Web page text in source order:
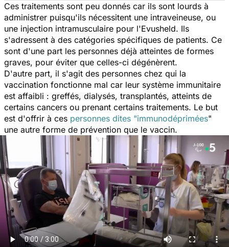
Ces traitements sont peu donnés car ils sont lourds à
administrer puisqu'ils nécessitent une intraveineuse, ou
une injection intramusculaire pour l'Evusheld. Ils
s'adressent à des catégories spécifiques de patients. Ce
sont d'une part les personnes déjà atteintes de formes
graves, pour éviter que celles-ci dégénèrent.
D'autre part, il s'agit des personnes chez qui la
vaccination fonctionne mal car leur système immunitaire
est affaibli : greffés, dialysés, transplantés, atteints de
certains cancers ou prenant certains traitements. Le but
est d'offrir à ces personnes dites "immunodéprimées"
une autre forme de prévention que le vaccin.